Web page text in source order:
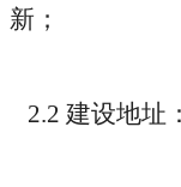
新；
2.2 建设地址